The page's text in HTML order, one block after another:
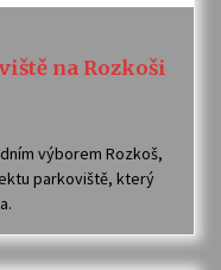
na Rozkoši
výborem Rozkoš,
parkoviště, který